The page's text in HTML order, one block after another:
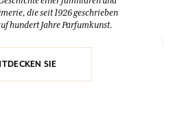
die seit 1926 geschrieben
hundert Jahre Parfumkunst.
SIE